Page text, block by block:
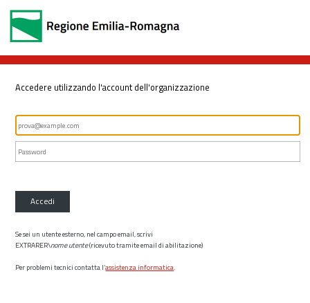
Accedere utilizzando l'account dell'organizzazione
Accedi
Se sei un utente esterno, nel campo email, scrivi
EXTRARER\nome utente(ricevuto tramite email di abilitazione)
Per problemi tecnici contatta l’assistenza informatica.